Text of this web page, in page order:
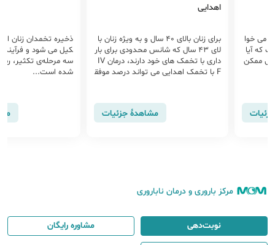
می خوا
که آیا
ممکن
اهدایی
برای زنان بالای 40 سال و به ویژه زنان با
لای 43 سال که شانس محدودی برای بار
داری با تخمک های خود دارند، درمان IV
F با تخمک اهدایی می تواند درصد موفق
مشاهدهٔ جزئیات
ذخیره تخمدان زنان
کیل می شود و فرآیند
سه مرحله‌ی تکثیر،
شده‌ است...
مرکز باروری و درمان ناباروری
نوبت‌دهی مشاوره رایگان